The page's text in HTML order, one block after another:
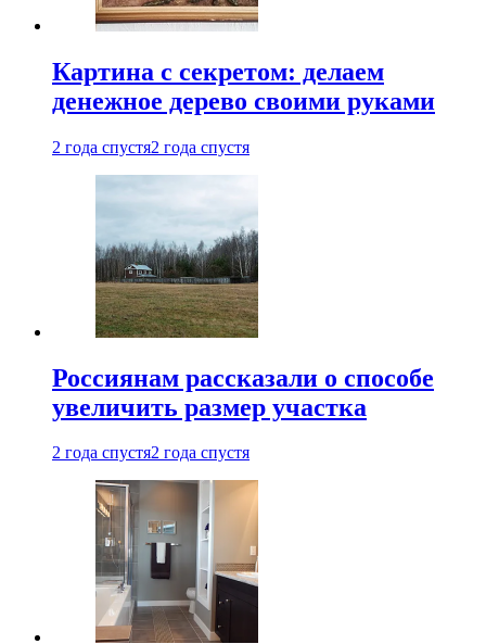
Картина с секретом: делаем
денежное дерево своими руками
2 года спустя2 года спустя
Россиянам рассказали о способе
увеличить размер участка
2 года спустя2 года спустя